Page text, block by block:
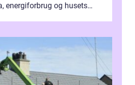
energiforbrug og husets